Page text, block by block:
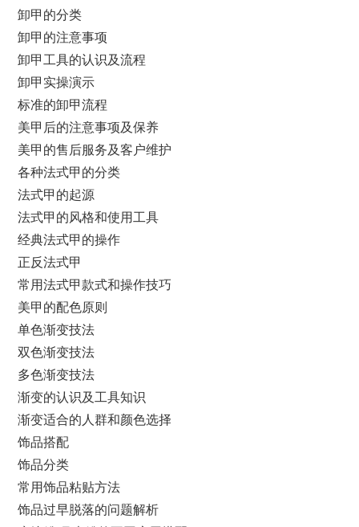
卸甲的分类
卸甲的注意事项
卸甲工具的认识及流程
卸甲实操演示
标准的卸甲流程
美甲后的注意事项及保养
美甲的售后服务及客户维护
各种法式甲的分类
法式甲的起源
法式甲的风格和使用工具
经典法式甲的操作
正反法式甲
常用法式甲款式和操作技巧
美甲的配色原则
单色渐变技法
双色渐变技法
多色渐变技法
渐变的认识及工具知识
渐变适合的人群和颜色选择
饰品搭配
饰品分类
常用饰品粘贴方法
饰品过早脱落的问题解析